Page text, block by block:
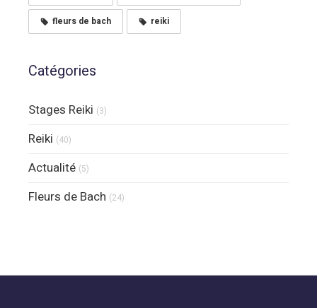
fleurs de bach reiki
Catégories
Stages Reiki (3)
Reiki (40)
Actualité (5)
Fleurs de Bach (24)